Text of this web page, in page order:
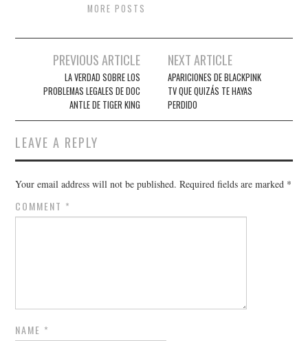
MORE POSTS
navigation
PREVIOUS ARTICLE
LA VERDAD SOBRE LOS
PROBLEMAS LEGALES DE DOC
ANTLE DE TIGER KING
NEXT ARTICLE
APARICIONES DE BLACKPINK
TV QUE QUIZÁS TE HAYAS
PERDIDO
LEAVE A REPLY
Your email address will not be published. Required fields are marked *
COMMENT *
NAME *